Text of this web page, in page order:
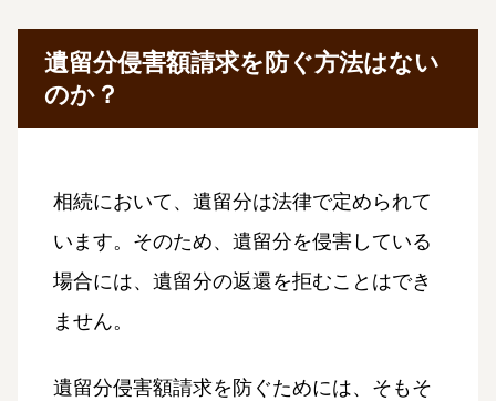
遺留分侵害額請求を防ぐ方法はない
のか？
相続において、遺留分は法律で定められて
います。そのため、遺留分を侵害している
場合には、遺留分の返還を拒むことはでき
ません。
遺留分侵害額請求を防ぐためには、そもそ